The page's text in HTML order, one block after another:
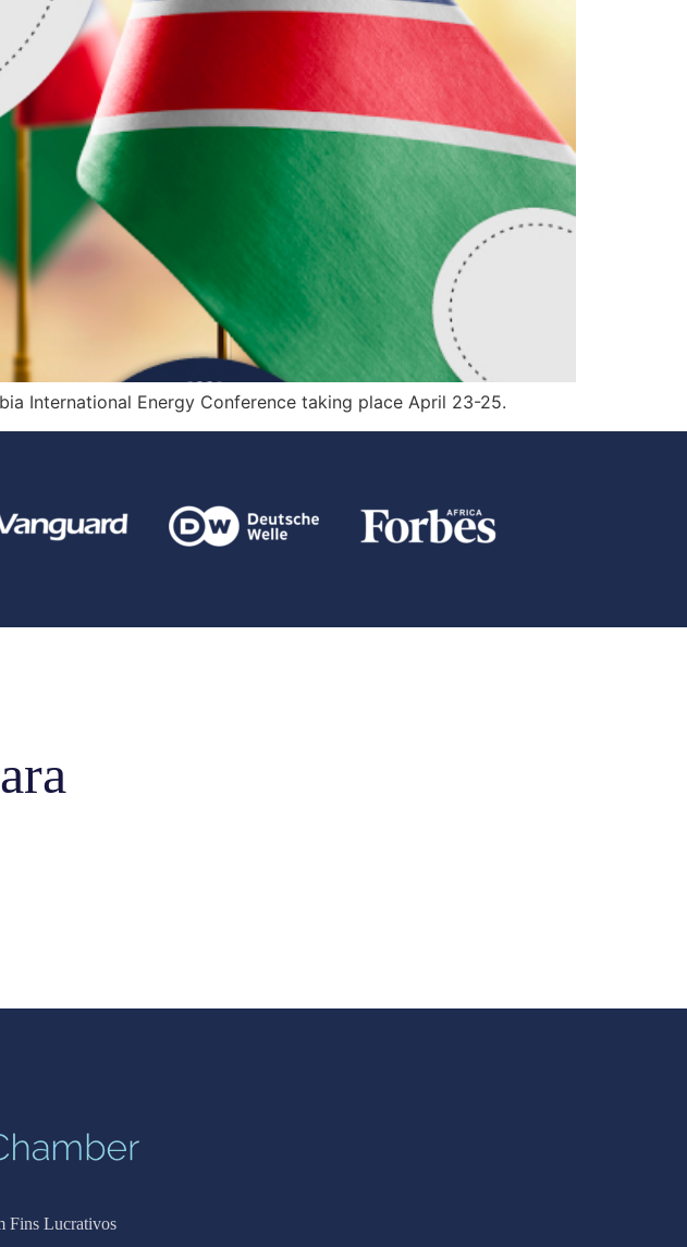
International Energy Conference taking place April 23-25.
Fins Lucrativos